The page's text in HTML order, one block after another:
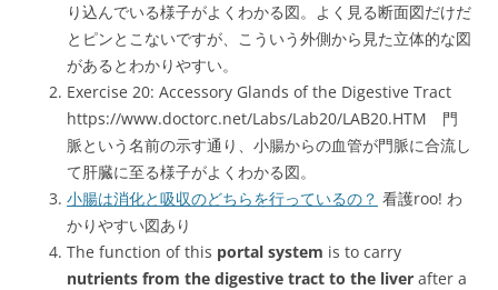
り込んでいる様子がよくわかる図。よく見る断面図だけだ
とピンとこないですが、こういう外側から見た立体的な図
があるとわかりやすい。
Exercise 20: Accessory Glands of the Digestive Tract
https://www.doctorc.net/Labs/Lab20/LAB20.HTM 門
脈という名前の示す通り、小腸からの血管が門脈に合流し
て肝臓に至る様子がよくわかる図。
小腸は消化と吸収のどちらを行っているの？ 看護roo! わ
かりやすい図あり
The function of this portal system is to carry
nutrients from the digestive tract to the liver after a